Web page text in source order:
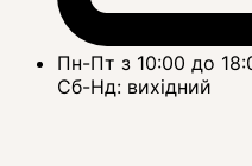
Пн-Пт з 10:00 до
Сб-Нд: вихідний